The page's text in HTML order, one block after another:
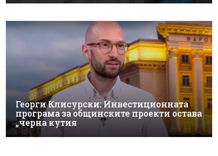
Георги Клисурски: Инвестиционната
програма за общинските проекти остава
„черна кутия